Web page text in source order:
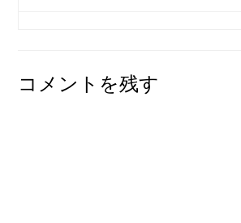
コメントを残す